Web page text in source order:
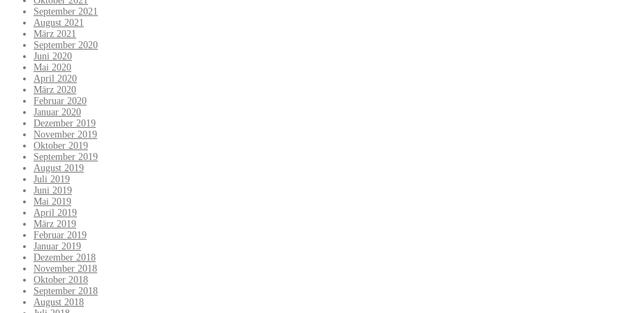
September 2021
August 2021
März 2021
September 2020
Juni 2020
Mai 2020
April 2020
März 2020
Februar 2020
Januar 2020
Dezember 2019
November 2019
Oktober 2019
September 2019
August 2019
Juli 2019
Juni 2019
Mai 2019
April 2019
März 2019
Februar 2019
Januar 2019
Dezember 2018
November 2018
Oktober 2018
September 2018
August 2018